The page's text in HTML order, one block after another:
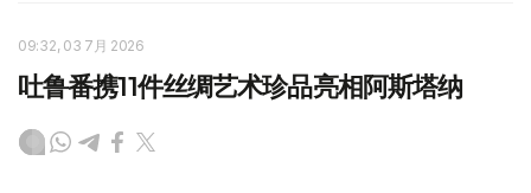
09:32, 03 7月 2026
吐鲁番携11件丝绸艺术珍品亮相阿斯塔纳